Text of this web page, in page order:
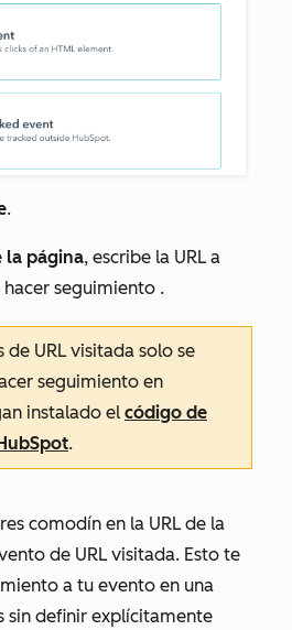
.
la página, escribe la URL a
hacer seguimiento .
de URL visitada solo se
seguimiento en
instalado el código de
.
comodín en la URL de la
de URL visitada. Esto te
a tu evento en una
sin definir explícitamente